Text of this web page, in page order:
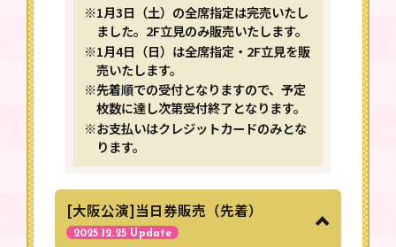
※1月3日（土）の全席指定は完売いたし
ました。2F立見のみ販売いたします。
※1月4日（日）は全席指定・2F立見を販
売いたします。
※先着順での受付となりますので、予定
枚数に達し次第受付終了となります。
※お支払いはクレジットカードのみとな
ります。
[大阪公演]当日券販売（先着）
2025.12.25 Update